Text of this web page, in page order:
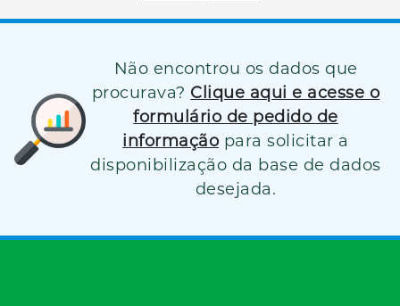
Não encontrou os dados que
procurava? Clique aqui e acesse o
formulário de pedido de
informação para solicitar a
disponibilização da base de dados
desejada.